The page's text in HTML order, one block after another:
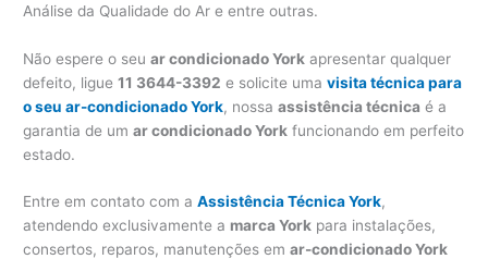
Análise da Qualidade do Ar e entre outras.
Não espere o seuar condicionado York apresentar qualquer
defeito, ligue11 3644-3392 e solicite umavisita técnica para
o seu ar-condicionado York, nossaassistência técnica é a
garantia de umar condicionado York funcionando em perfeito
estado.
Entre em contato com aAssistência Técnica York,
atendendo exclusivamente a marca York para instalações,
consertos, reparos, manutenções emar-condicionado York